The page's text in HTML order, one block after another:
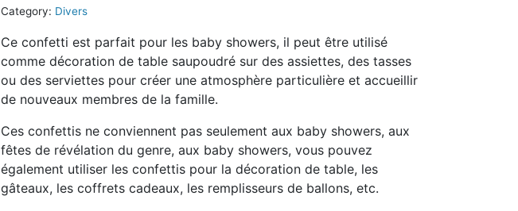
Category: Divers
Ce confetti est parfait pour les baby showers, il peut être utilisé
comme décoration de table saupoudré sur des assiettes, des tasses
ou des serviettes pour créer une atmosphère particulière et accueillir
de nouveaux membres de la famille.
Ces confettis ne conviennent pas seulement aux baby showers, aux
fêtes de révélation du genre, aux baby showers, vous pouvez
également utiliser les confettis pour la décoration de table, les
gâteaux, les coffrets cadeaux, les remplisseurs de ballons, etc.